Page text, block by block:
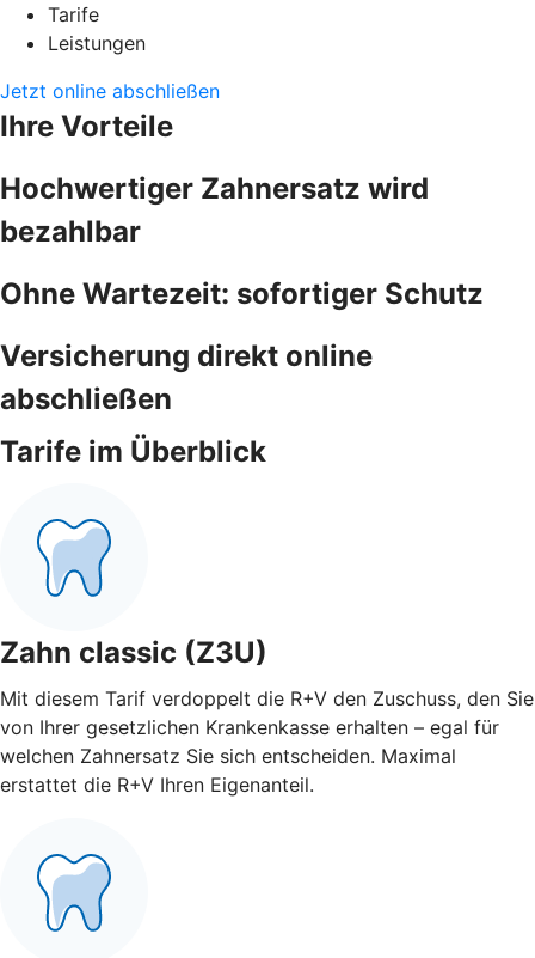
Tarife
Leistungen
Jetzt online abschließen
Ihre Vorteile
Hochwertiger Zahnersatz wird
bezahlbar
Ohne Wartezeit: sofortiger Schutz
Versicherung direkt online
abschließen
Tarife im Überblick
Zahn classic (Z3U)
Mit diesem Tarif verdoppelt die R+V den Zuschuss, den Sie
von Ihrer gesetzlichen Krankenkasse erhalten – egal für
welchen Zahnersatz Sie sich entscheiden. Maximal
erstattet die R+V Ihren Eigenanteil.